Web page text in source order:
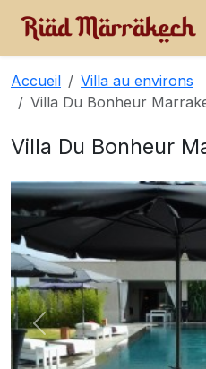
Accueil
Villa au environs
Villa Du Bonheur
Villa Du Bonheur